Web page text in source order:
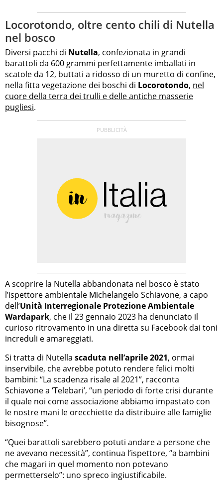
Locorotondo, oltre cento chili di Nutella
nel bosco
Diversi pacchi di Nutella, confezionata in grandi
barattoli da 600 grammi perfettamente imballati in
scatole da 12, buttati a ridosso di un muretto di confine,
nella fitta vegetazione dei boschi di Locorotondo, nel
cuore della terra dei trulli e delle antiche masserie
pugliesi.
A scoprire la Nutella abbandonata nel bosco è stato
l’ispettore ambientale Michelangelo Schiavone, a capo
dell’Unità Interregionale Protezione Ambientale
Wardapark, che il 23 gennaio 2023 ha denunciato il
curioso ritrovamento in una diretta su Facebook dai toni
increduli e amareggiati.
Si tratta di Nutella scaduta nell’aprile 2021, ormai
inservibile, che avrebbe potuto rendere felici molti
bambini: “La scadenza risale al 2021”, racconta
Schiavone a ‘Telebari’, “un periodo di forte crisi durante
il quale noi come associazione abbiamo impastato con
le nostre mani le orecchiette da distribuire alle famiglie
bisognose”.
“Quei barattoli sarebbero potuti andare a persone che
ne avevano necessità”, continua l’ispettore, “a bambini
che magari in quel momento non potevano
permetterselo”: uno spreco ingiustificabile.